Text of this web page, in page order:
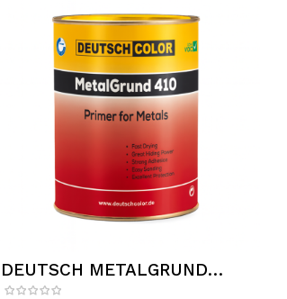
DEUTSCH METALGRUND
GRIS 5KG